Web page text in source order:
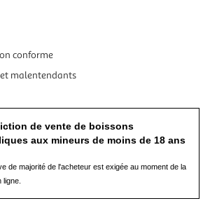
conforme
malentendants
de vente de boissons
aux mineurs de moins de 18 ans
de majorité de l'acheteur est exigée au moment de la
ligne.